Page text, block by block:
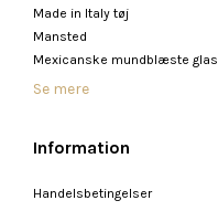
Made in Italy tøj
Mansted
Mexicanske mundblæste glas
Se mere
Information
Handelsbetingelser